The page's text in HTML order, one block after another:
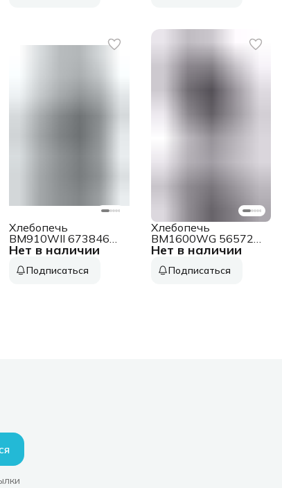
Нет в наличии
Хлебопечь
BM910WII 673846
GORENJE
Подписаться
Нет в наличии
Хлебопечь
BM1600WG 565724
GORENJE
Подписаться